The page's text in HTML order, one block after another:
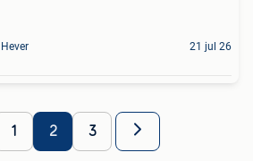
Hever 21 jul 26
1 2 3